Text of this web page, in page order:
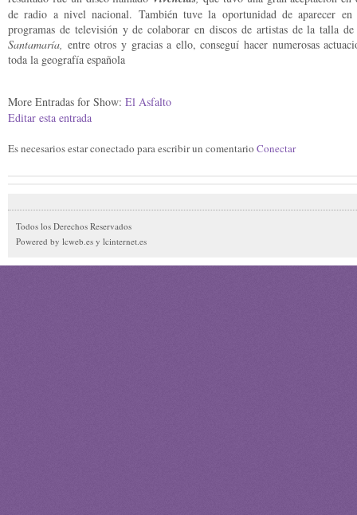
de radio a nivel nacional. También tuve la oportunidad de aparecer en
programas de televisión y de colaborar en discos de artistas de la talla
Santamaría, entre otros y gracias a ello, conseguí hacer numerosas
toda la geografía española
More Entradas for Show: El Asfalto
Editar esta entrada
Es necesarios estar conectado para escribir un comentario Conectar
Todos los Derechos Reservados
Powered by lcweb.es y lcinternet.es